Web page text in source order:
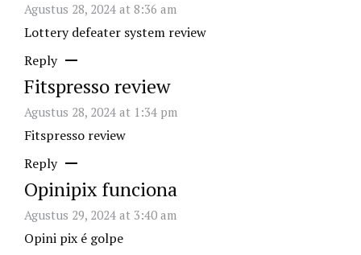
Agustus 28, 2024 at 8:36 am
Lottery defeater system review
Reply
Fitspresso review
Agustus 28, 2024 at 1:34 pm
Fitspresso review
Reply
Opinipix funciona
Agustus 29, 2024 at 3:40 am
Opini pix é golpe